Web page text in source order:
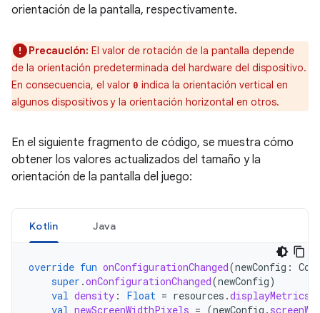
orientación de la pantalla, respectivamente.
Precaución: El valor de rotación de la pantalla depende
de la orientación predeterminada del hardware del dispositivo.
En consecuencia, el valor 0 indica la orientación vertical en
algunos dispositivos y la orientación horizontal en otros.
En el siguiente fragmento de código, se muestra cómo
obtener los valores actualizados del tamaño y la
orientación de la pantalla del juego:
Kotlin Java
override fun onConfigurationChanged(newConfig :
super .onConfigurationChanged(newConfig)
val density : Float = resources .displayMetrics
val newScreenWidthPixels = (newConfig .